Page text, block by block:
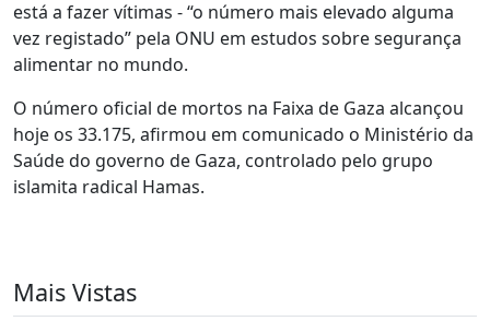
está a fazer vítimas - “o número mais elevado alguma
vez registado” pela ONU em estudos sobre segurança
alimentar no mundo.
O número oficial de mortos na Faixa de Gaza alcançou
hoje os 33.175, afirmou em comunicado o Ministério da
Saúde do governo de Gaza, controlado pelo grupo
islamita radical Hamas.
Mais Vistas